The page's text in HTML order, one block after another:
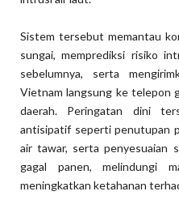
Sistem tersebut memantau
sungai, memprediksi risiko
sebelumnya, serta
Vietnam langsung ke telepon
daerah. Peringatan dini
antisipatif seperti penutupan
air tawar, serta penyesuaian
gagal panen, melindungi
meningkatkan ketahanan